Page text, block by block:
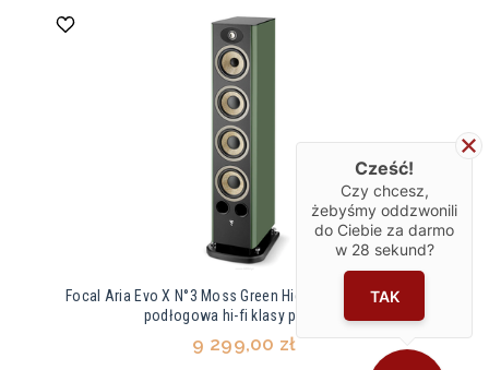
Focal Aria Evo X N°3 Moss Green High Gloss – kolumna
podłogowa hi-fi klasy premium
9 299,00 zł
Cześć!
Czy chcesz,
żebyśmy oddzwonili
do Ciebie za darmo
w 28 sekund?
TAK